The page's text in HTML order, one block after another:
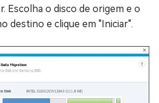
Escolha o disco de origem e o
destino e clique em "Iniciar".